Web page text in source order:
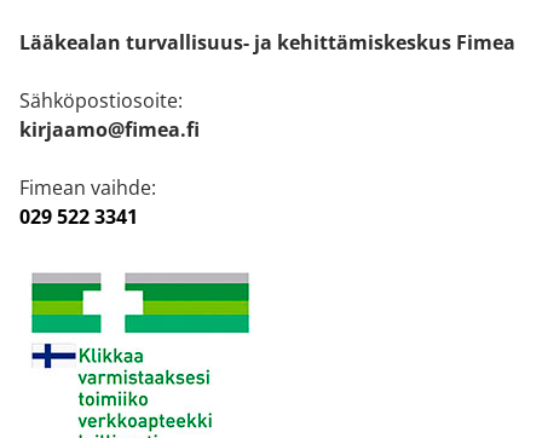
Lääkealan turvallisuus- ja kehittämiskeskus Fimea
Sähköpostiosoite:
kirjaamo@fimea.fi
Fimean vaihde:
029 522 3341